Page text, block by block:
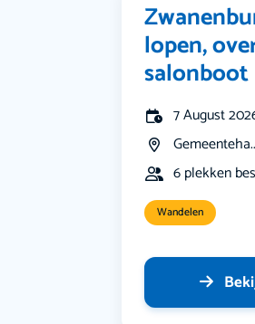
lopen,
salonboot
7 August
6 plekken
Wandelen